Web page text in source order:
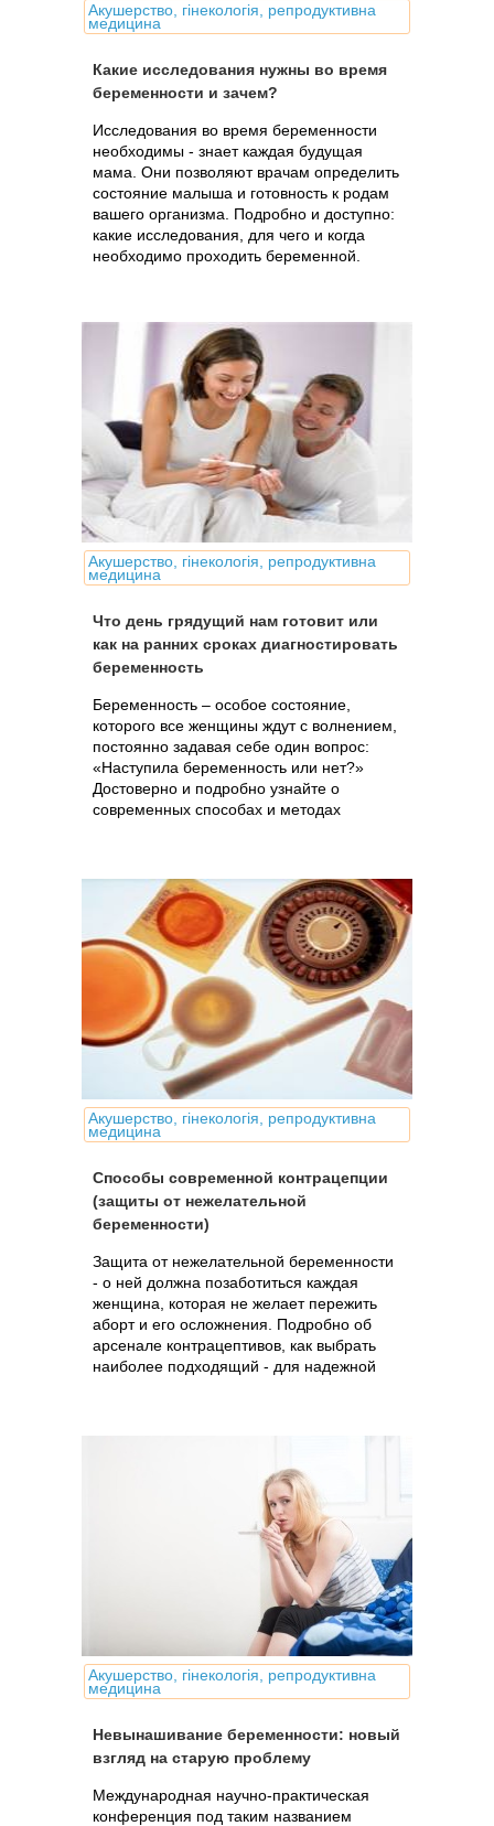
Акушерство, гінекологія, репродуктивна
медицина
Какие исследования нужны во время
беременности и зачем?
Исследования во время беременности
необходимы - знает каждая будущая
мама. Они позволяют врачам определить
состояние малыша и готовность к родам
вашего организма. Подробно и доступно:
какие исследования, для чего и когда
необходимо проходить беременной.
Акушерство, гінекологія, репродуктивна
медицина
Что день грядущий нам готовит или
как на ранних сроках диагностировать
беременность
Беременность – особое состояние,
которого все женщины ждут с волнением,
постоянно задавая себе один вопрос:
«Наступила беременность или нет?»
Достоверно и подробно узнайте о
современных способах и методах
Акушерство, гінекологія, репродуктивна
медицина
Способы современной контрацепции
(защиты от нежелательной
беременности)
Защита от нежелательной беременности
- о ней должна позаботиться каждая
женщина, которая не желает пережить
аборт и его осложнения. Подробно об
арсенале контрацептивов, как выбрать
наиболее подходящий - для надежной
Акушерство, гінекологія, репродуктивна
медицина
Невынашивание беременности: новый
взгляд на старую проблему
Международная научно-практическая
конференция под таким названием